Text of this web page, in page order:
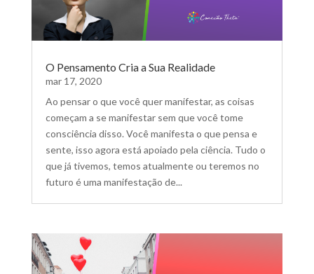
O Pensamento Cria a Sua Realidade
mar 17, 2020
Ao pensar o que você quer manifestar, as coisas
começam a se manifestar sem que você tome
consciência disso. Você manifesta o que pensa e
sente, isso agora está apoiado pela ciência. Tudo o
que já tivemos, temos atualmente ou teremos no
futuro é uma manifestação de...